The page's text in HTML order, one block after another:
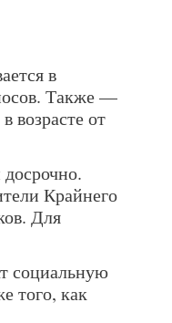
в
Также —
возрасте от
Крайнего
Для
социальную
того, как